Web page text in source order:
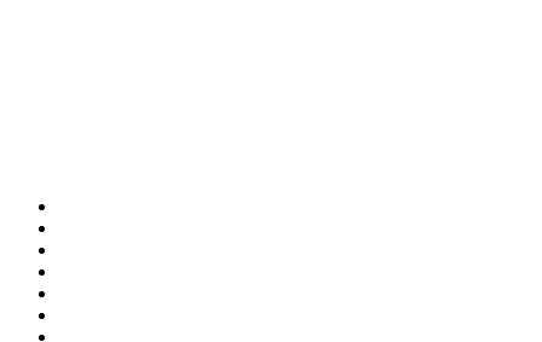
ERSTES
SEEBAD
Sommerfrische
seit
1793.